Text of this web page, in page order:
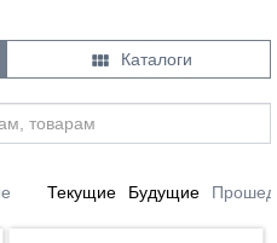
 Каталоги
Текущие Будущие